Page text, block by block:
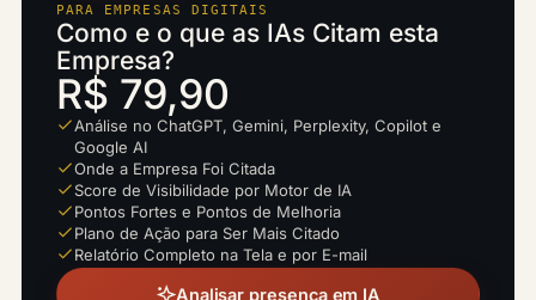
PARA EMPRESAS DIGITAIS
Como e o que as IAs Citam esta
Empresa?
R$ 79,90
Análise no ChatGPT, Gemini, Perplexity, Copilot e
Google AI
Onde a Empresa Foi Citada
Score de Visibilidade por Motor de IA
Pontos Fortes e Pontos de Melhoria
Plano de Ação para Ser Mais Citado
Relatório Completo na Tela e por E-mail
Analisar presença em IA